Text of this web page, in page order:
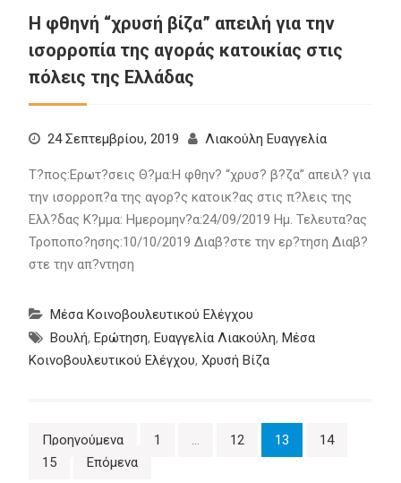
Η φθηνή “χρυσή βίζα” απειλή για την
ισορροπία της αγοράς κατοικίας στις
πόλεις της Ελλάδας
24 Σεπτεμβρίου, 2019 Λιακούλη Ευαγγελία
Τ?πος:Ερωτ?σεις Θ?μα:Η φθην? “χρυσ? β?ζα” απειλ? για
την ισορροπ?α της αγορ?ς κατοικ?ας στις π?λεις της
Ελλ?δας Κ?μμα: Ημερομην?α:24/09/2019 Ημ. Τελευτα?ας
Τροποπο?ησης:10/10/2019 Διαβ?στε την ερ?τηση Διαβ?
στε την απ?ντηση
Μέσα Κοινοβουλευτικού Ελέγχου
Βουλή, Ερώτηση, Ευαγγελία Λιακούλη, Μέσα
Κοινοβουλευτικού Ελέγχου, Χρυσή Βίζα
Πλοήγηση
άρθρων
Προηγούμενα 1 … 12 13
14
15
Επόμενα